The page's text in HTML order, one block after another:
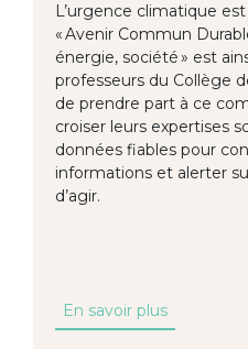
L’urgence climatique
« Avenir Commun
énergie, société » est
professeurs du Collège
de prendre part à ce
croiser leurs expertises
données fiables pour
informations et alerter
d’agir.
En savoir plus